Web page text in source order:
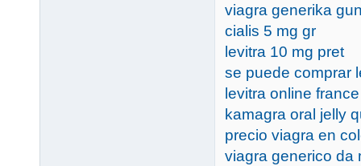
viagra generika
cialis 5 mg gr
levitra 10 mg pret
se puede comprar
levitra online france
kamagra oral jelly
precio viagra en
viagra generico da